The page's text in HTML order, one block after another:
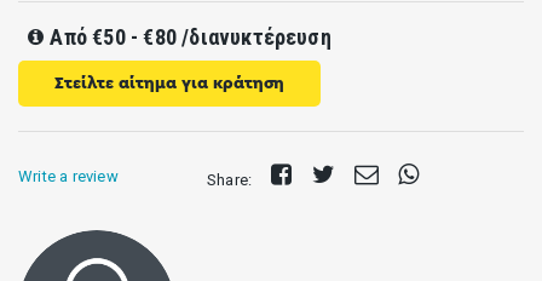
Από€50 - €80/διανυκτέρευση
Στείλτε αίτημα για κράτηση
Write a review Share:
Share
on
Tweet
SendShare
on